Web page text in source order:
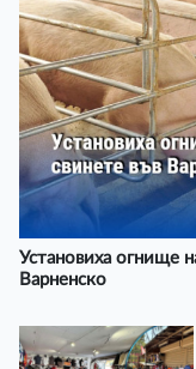
Установиха огнище
Варненско